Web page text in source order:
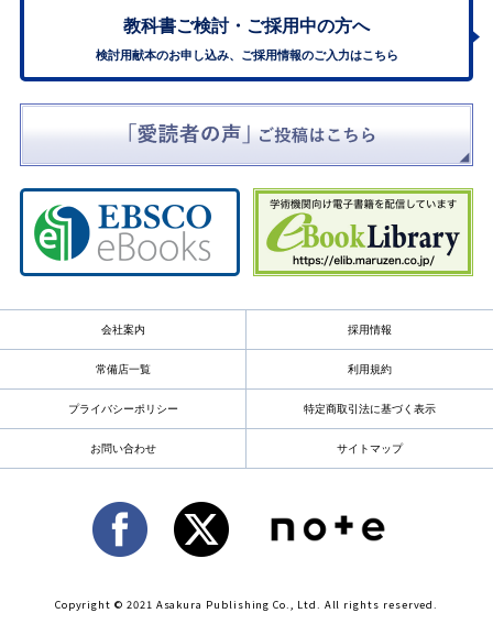
教科書ご検討・ ご採用中の方へ
検討用献本のお申し込み、ご採用情報のご入力はこちら
会社案内 採用情報
常備店一覧 利用規約
プライバシーポリシー 特定商取引法に基づく表示
お問い合わせ サイトマップ
Copyright © 2021 Asakura Publishing Co., Ltd. All rights reserved.